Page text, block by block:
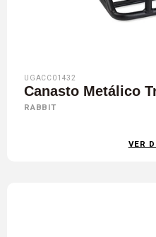
UGACC01432
Canasto Metálico
RABBIT
VER